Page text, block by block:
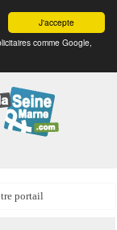
J'accepte
comme Google,
portail